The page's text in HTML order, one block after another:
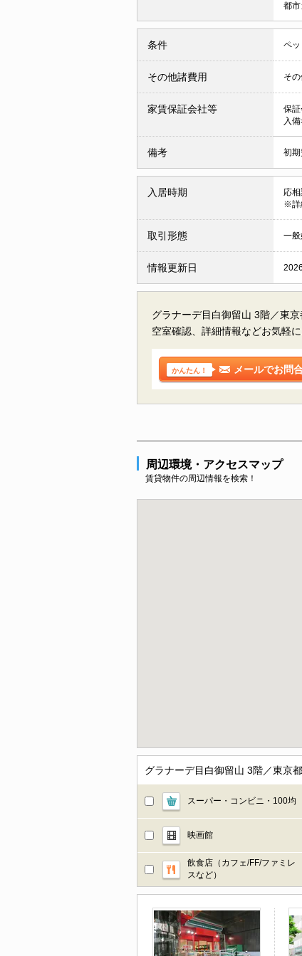
都市
条件 ペッ
その他諸費用 そ
家賃保証会社等
保
入
備考 初期
入居時期
応相
※詳
取引形態 一般
情報更新日
グラナーデ目白御留山 3階／東
空室確認、詳細情報などお気軽に
かんたん！ メールでお問
周辺環境・アクセスマップ
賃貸物件の周辺情報を検索！
グラナーデ目白御留山 3階／東京
スーパー・コンビニ・100均
映画館
飲食店（カフェ/FF/ファミレ
スなど）